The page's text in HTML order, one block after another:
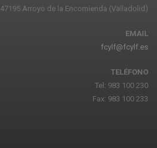
47195 Arroyo de la Encomienda (Valladolid)
EMAIL
fcylf@fcylf.es
TELÉFONO
Tel: 983 100 230
Fax: 983 100 233